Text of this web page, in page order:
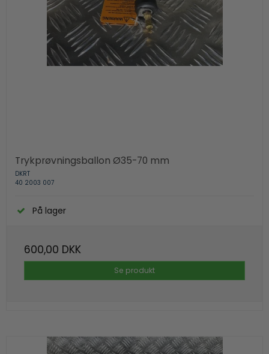
Trykprøvningsballon Ø35-70 mm
DKRT
40 2003 007
På lager
600,00 DKK
Se produkt